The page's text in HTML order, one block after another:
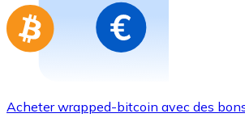
Acheter wrapped-bitcoin avec des